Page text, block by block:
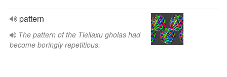
pattern
The pattern of the Tleilaxu gholas had
become boringly repetitious.